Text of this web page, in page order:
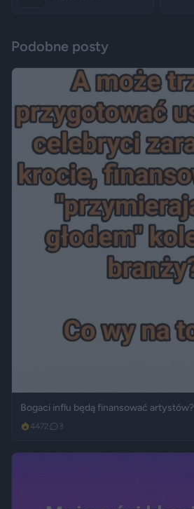
Podobne posty
Bogaci influ będą finansować artystów?
4472 3